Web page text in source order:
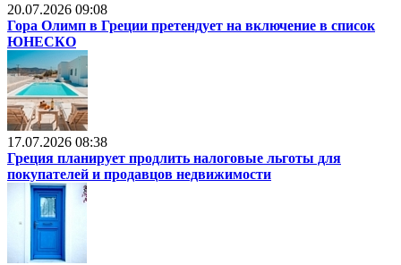
20.07.2026 09:08
Гора Олимп в Греции претендует на включение в список
ЮНЕСКО
17.07.2026 08:38
Греция планирует продлить налоговые льготы для
покупателей и продавцов недвижимости